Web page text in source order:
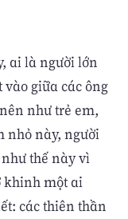
ai là người lớn
giữa các ông
như trẻ em,
nhỏ này, người
thế này vì
khinh một ai
các thiên thần